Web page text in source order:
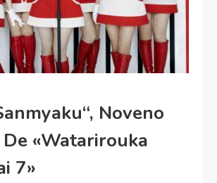
Noveno
«Watarirouka
7»